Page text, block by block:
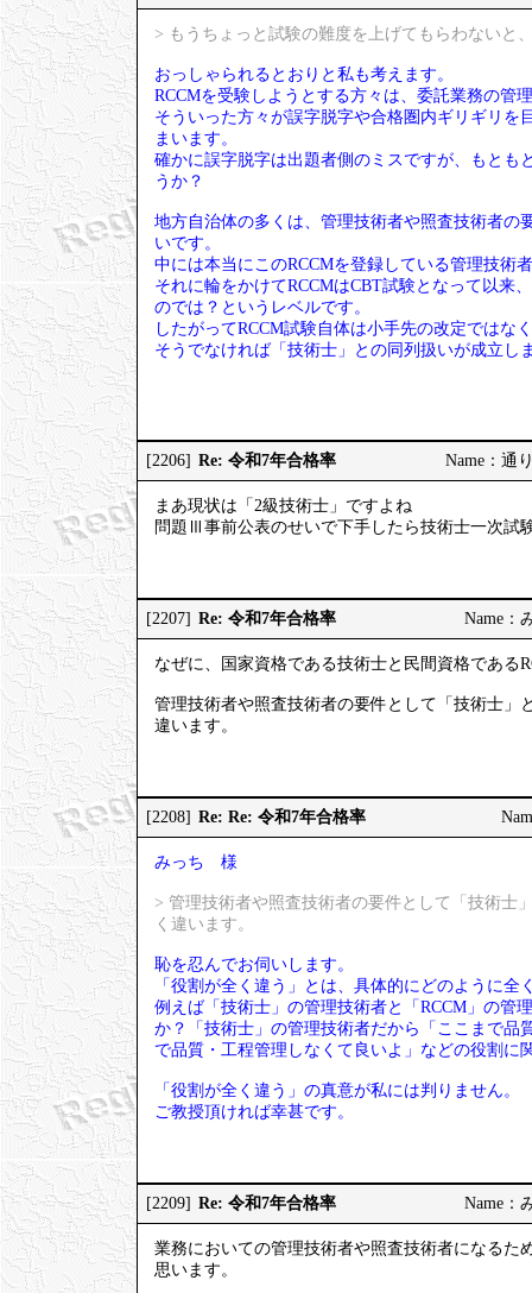
> もうちょっと試験の難度を上げてもらわないと
おっしゃられるとおりと私も考えます。
RCCMを受験しようとする方々は、委託業務の管
そういった方々が誤字脱字や合格圏内ギリギリ
まいます。
確かに誤字脱字は出題者側のミスですが、もとも
うか？
地方自治体の多くは、管理技術者や照査技術者の
いです。
中には本当にこのRCCMを登録している管理技術
それに輪をかけてRCCMはCBT試験となって以
のでは？というレベルです。
したがってRCCM試験自体は小手先の改定ではな
そうでなければ「技術士」との同列扱いが成立し
[2206] Re: 令和7年合格率 Name：通
まあ現状は「2級技術士」ですよね
問題Ⅲ事前公表のせいで下手したら技術士一次試
[2207] Re: 令和7年合格率 Name：
なぜに、国家資格である技術士と民間資格である
管理技術者や照査技術者の要件として「技術士」
違います。
[2208] Re: Re: 令和7年合格率
みっち 様
> 管理技術者や照査技術者の要件として「技術士
く違います。
恥を忍んでお伺いします。
「役割が全く違う」とは、具体的にどのように全
例えば「技術士」の管理技術者と「RCCM」の管
か？「技術士」の管理技術者だから「ここまで品
で品質・工程管理しなくて良いよ」などの役割に
「役割が全く違う」の真意が私には判りません。
ご教授頂ければ幸甚です。
[2209] Re: 令和7年合格率 Name：
業務においての管理技術者や照査技術者になるた
思います。